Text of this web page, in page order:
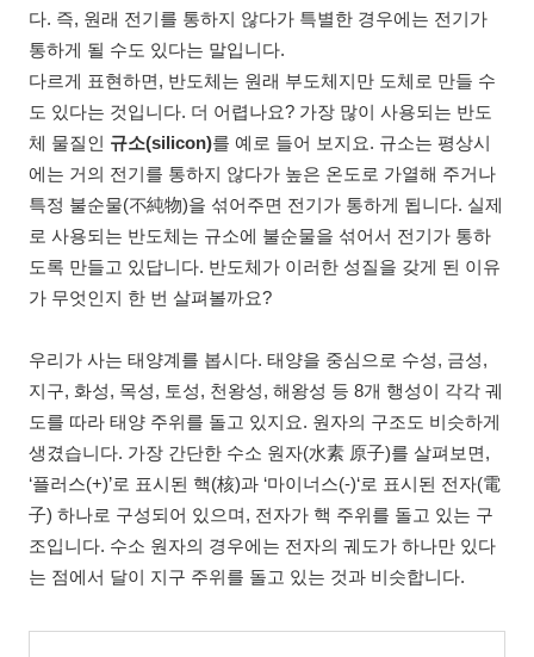
다. 즉, 원래 전기를 통하지 않다가 특별한 경우에는 전기가
통하게 될 수도 있다는 말입니다.
다르게 표현하면, 반도체는 원래 부도체지만 도체로 만들 수
도 있다는 것입니다. 더 어렵나요? 가장 많이 사용되는 반도
체 물질인 규소(silicon)를 예로 들어 보지요. 규소는 평상시
에는 거의 전기를 통하지 않다가 높은 온도로 가열해 주거나
특정 불순물(不純物)을 섞어주면 전기가 통하게 됩니다. 실제
로 사용되는 반도체는 규소에 불순물을 섞어서 전기가 통하
도록 만들고 있답니다. 반도체가 이러한 성질을 갖게 된 이유
가 무엇인지 한 번 살펴볼까요?
우리가 사는 태양계를 봅시다. 태양을 중심으로 수성, 금성,
지구, 화성, 목성, 토성, 천왕성, 해왕성 등 8개 행성이 각각 궤
도를 따라 태양 주위를 돌고 있지요. 원자의 구조도 비슷하게
생겼습니다. 가장 간단한 수소 원자(水素 原子)를 살펴보면,
‘플러스(+)’로 표시된 핵(核)과 ‘마이너스(-)‘로 표시된 전자(電
子) 하나로 구성되어 있으며, 전자가 핵 주위를 돌고 있는 구
조입니다. 수소 원자의 경우에는 전자의 궤도가 하나만 있다
는 점에서 달이 지구 주위를 돌고 있는 것과 비슷합니다.